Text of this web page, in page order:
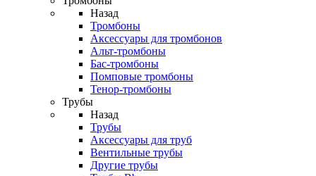
Назад
Тромбоны
Аксессуары для тромбонов
Альт-тромбоны
Бас-тромбоны
Помповые тромбоны
Тенор-тромбоны
Трубы
Назад
Трубы
Аксессуары для труб
Вентильные трубы
Другие трубы